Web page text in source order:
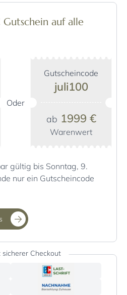
auf alle
Oder
Gutscheincode
juli100
ab 1999 €
Warenwert
gültig bis Sonntag, 9.
nur ein Gutscheincode
sicherer Checkout